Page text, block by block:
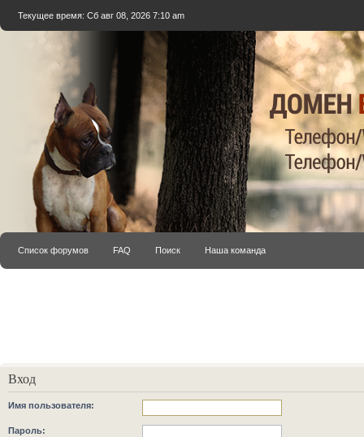
Текущее время: Сб авг 08, 2026 7:10 am
Список форумов FAQ Поиск Наша команда
Вход
Имя пользователя:
Пароль: